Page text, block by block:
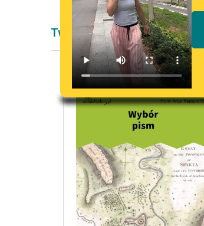
Twórczość Starożytność